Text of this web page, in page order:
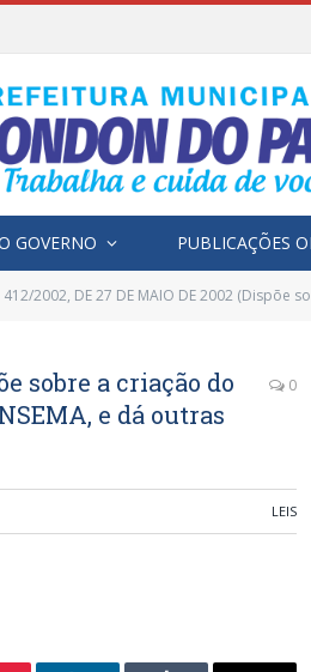
GOVERNO PUBLICAÇÕES
2002, DE 27 DE MAIO DE 2002 (Dispõe sobre a criação
sobre a criação do
e dá outras
0
LEIS